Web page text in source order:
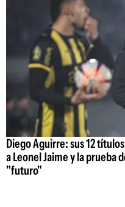
Diego Aguirre: sus 12
a Leonel Jaime y la prueba
"futuro"